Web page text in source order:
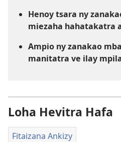
Henoy tsara ny
miezaha hahatakatra
Ampio ny zanakao
manitatra ve ilay
Loha Hevitra Hafa
Fitaizana Ankizy